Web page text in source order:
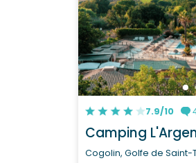
7.9/10
Camping
Cogolin, Golfe de Saint-